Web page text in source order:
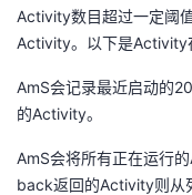
Activity数目超过一定阈
Activity。以下是Activity
AmS会记录最近启动的
的Activity。
AmS会将所有正在运行
back返回的Activity则从